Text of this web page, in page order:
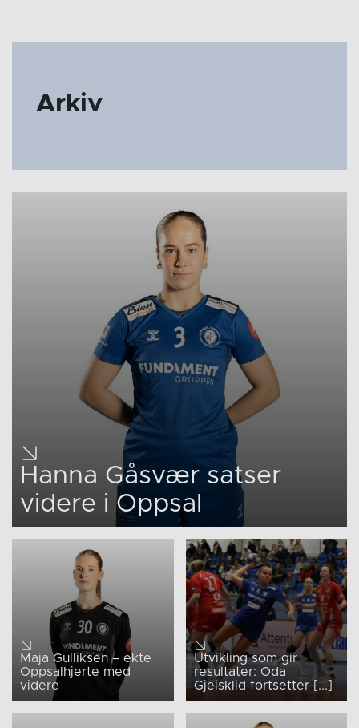
Arkiv
Hanna Gåsvær satser
videre i Oppsal
Maja Gulliksen – ekte
Oppsalhjerte med
videre
Utvikling som gir
resultater: Oda
Gjeisklid fortsetter [...]